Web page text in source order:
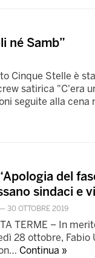
né Samb”
Cinque Stelle è
satirica "C'era
seguite alla cena
del
sindaci e
— 30 OTTOBRE 2019
TERME – In
28 ottobre, Fabio
Continua »